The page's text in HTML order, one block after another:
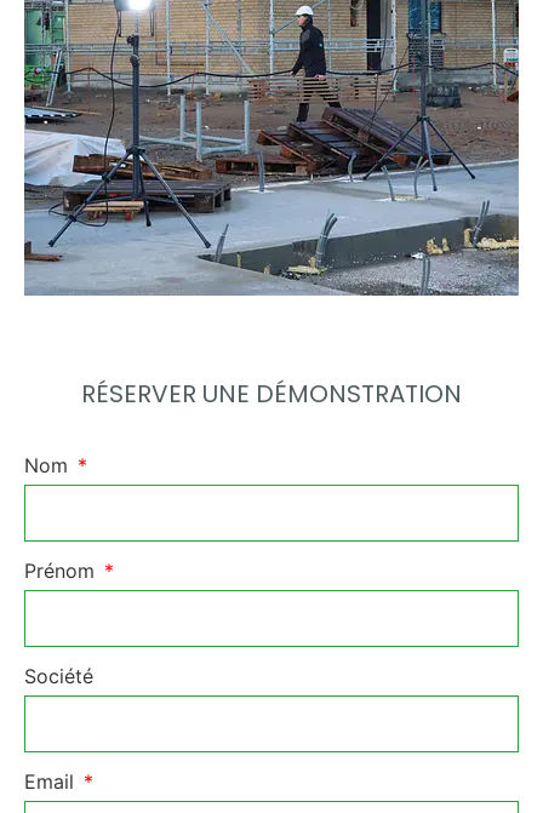
RÉSERVER UNE DÉMONSTRATION
Nom
Prénom
Société
Email